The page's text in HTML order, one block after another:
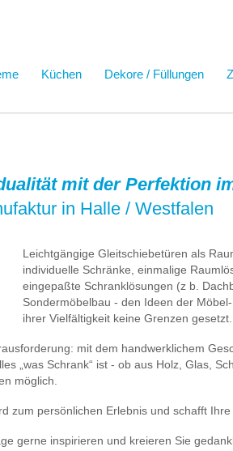
Küchen Dekore / Füllungen
mit der Perfektion
in Halle / Westfalen
Leichtgängige Gleitschiebetüren als
individuelle Schränke, einmalige
eingepaßte Schranklösungen (z b.
Sondermöbelbau - den Ideen der
ihrer Vielfältigkeit keine Grenzen gesetzt.
mit dem handwerklichem
„was Schrank“ ist - ob aus Holz, Glas,
möglich.
zum persönlichen Erlebnis und schafft Ihre
gerne inspirieren und kreieren Sie